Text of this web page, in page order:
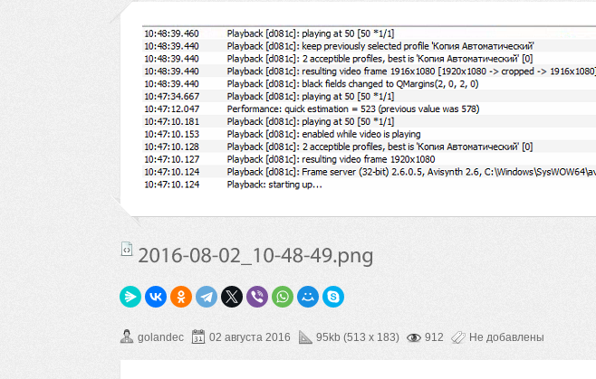
golandec 02 августа 2016 95kb (513 x 183) 912 Не добавлены